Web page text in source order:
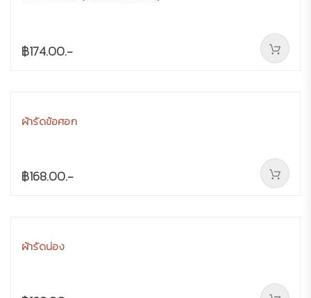
฿174.00.-
ผ้ารัดข้อศอก
฿168.00.-
ผ้ารัดน่อง